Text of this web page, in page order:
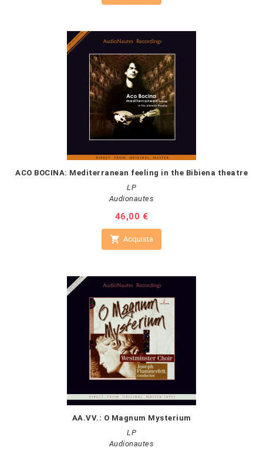
ACO BOCINA: Mediterranean feeling in the Bibiena theatre
LP
Audionautes
Prezzo
46,00 €
 Acquista
AA.VV.: O Magnum Mysterium
LP
Audionautes